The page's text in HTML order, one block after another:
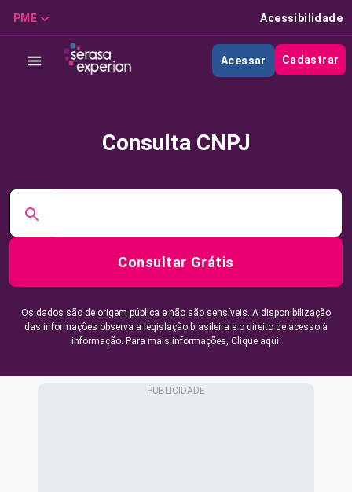
PME Acessibilidade
Acessar Cadastrar
Consulta CNPJ
Consultar Grátis
Os dados são de origem pública e não são sensíveis. A disponibilização
das informações observa a legislação brasileira e o direito de acesso à
informação. Para mais informações, Clique aqui.